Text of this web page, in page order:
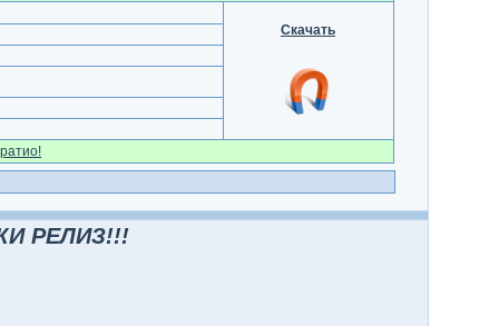
Скачать
РЕЛИЗ!!!